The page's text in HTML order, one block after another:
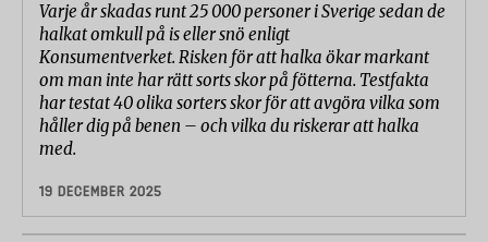
Varje år skadas runt 25 000 personer i Sverige sedan de
halkat omkull på is eller snö enligt
Konsumentverket. Risken för att halka ökar markant
om man inte har rätt sorts skor på fötterna. Testfakta
har testat 40 olika sorters skor för att avgöra vilka som
håller dig på benen – och vilka du riskerar att halka
med.
19 DECEMBER 2025